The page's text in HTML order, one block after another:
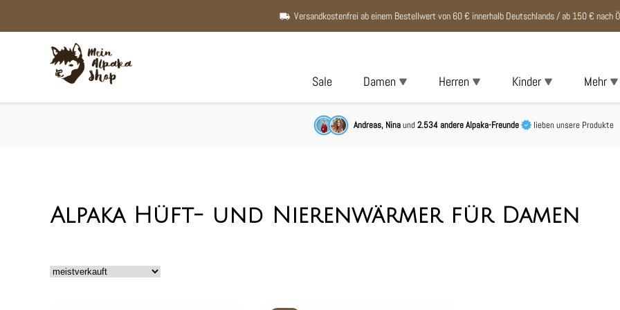
Versandkostenfrei ab einem Bestellwert von 60 € innerhalb Deutschlands / ab 150 € nach
Sale Damen Herren Kinder Mehr
Andreas, Ninaund2.534 andere Alpaka-Freunde lieben unsere Produkte
Alpaka Hüft- und Nierenwärmer für Damen